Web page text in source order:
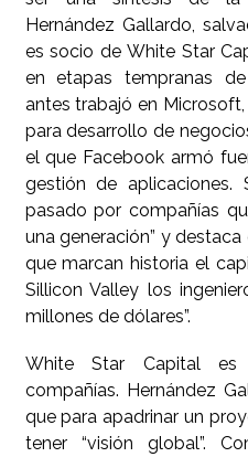
Hernández Gallardo,
es socio de White Star
en etapas tempranas
antes trabajó en
para desarrollo de
el que Facebook armó
gestión de aplicaciones.
pasado por compañías
una generación” y
que marcan historia el
Sillicon Valley los
millones de dólares”.
White Star Capital es
compañías. Hernández
que para apadrinar un
tener “visión global”.